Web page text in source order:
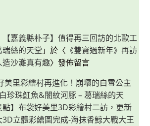
遛
小
孩
【嘉義縣朴子】值得再三回訪的北歐工
絲的天堂 」於〈 《雙寶過新年》再訪
沙灘真有趣〉發佈留言
美里彩繪村再進化！崩壞的白雪公主
珍珠魟魚&闇紋河豚 – 葛瑞絲的天
點】布袋好美里3D彩繪村二訪，更新
立體彩繪圖完成-海抹香鯨大戰大王